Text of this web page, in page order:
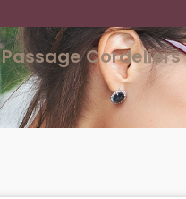
Cordeliers